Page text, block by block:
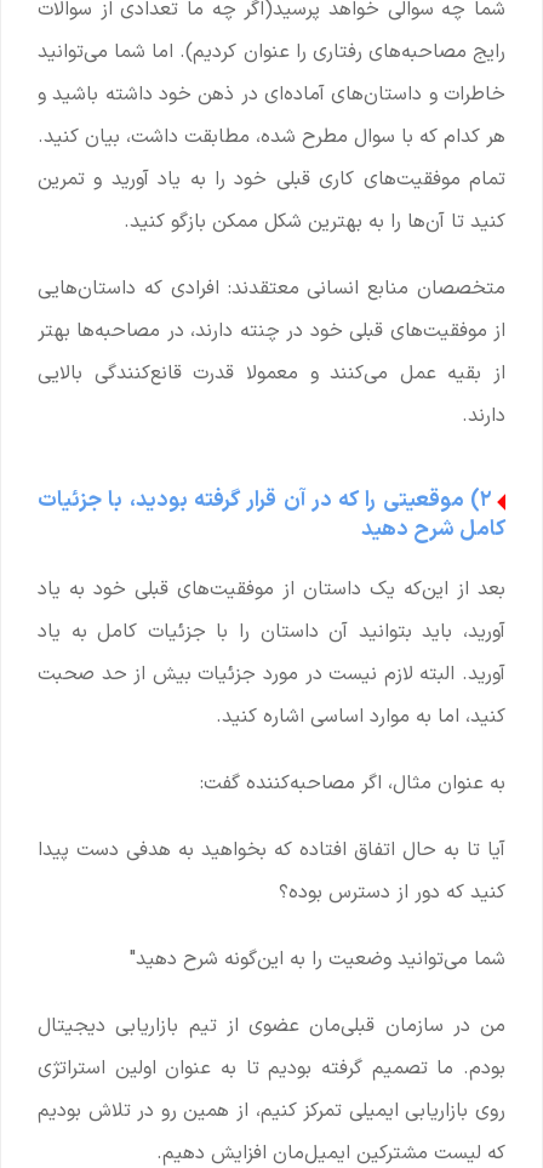
شما چه سوالی خواهد پرسید(اگر چه ما تعدادی از سوالات
رایج مصاحبه‌های رفتاری را عنوان کردیم). اما شما می‌توانید
خاطرات و داستان‌های آماده‌ای در ذهن خود داشته باشید و
هر کدام که با سوال مطرح شده، مطابقت داشت، بیان کنید.
تمام موفقیت‌های کاری قبلی خود را به یاد آورید و تمرین
کنید تا آن‌ها را به بهترین شکل ممکن بازگو کنید.
متخصصان منابع انسانی معتقدند: افرادی که داستان‌هایی
از موفقیت‌های قبلی خود در چنته دارند، در مصاحبه‌ها بهتر
از بقیه عمل می‌کنند و معمولا قدرت قانع‌کنندگی بالایی
دارند.
۲) موقعیتی را که در آن قرار گرفته بودید، با جزئیات
کامل شرح دهید
بعد از این‌که یک داستان از موفقیت‌های قبلی خود به یاد
آورید، باید بتوانید آن داستان را با جزئیات کامل به یاد
آورید. البته لازم نیست در مورد جزئیات بیش از حد صحبت
کنید، اما به موارد اساسی اشاره کنید.
به عنوان مثال، اگر مصاحبه‌کننده گفت:
آیا تا به حال اتفاق افتاده که بخواهید به هدفی دست پیدا
کنید که دور از دسترس بوده؟
شما می‌توانید وضعیت را به این‌گونه شرح دهید"
من در سازمان قبلی‌مان عضوی از تیم بازاریابی دیجیتال
بودم. ما تصمیم گرفته بودیم تا به عنوان اولین استراتژی
روی بازاریابی ایمیلی تمرکز کنیم، از همین رو در تلاش بودیم
که لیست مشترکین ایمیل‌مان افزایش دهیم.